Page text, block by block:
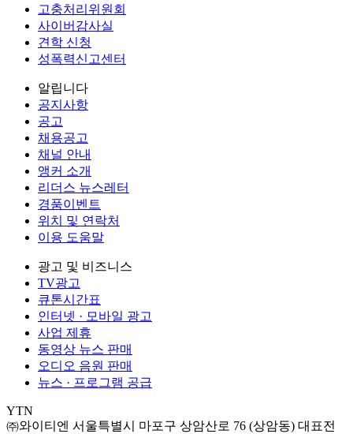
고충처리위원회
사이버감사실
견학 신청
성폭력신고센터
알립니다
공지사항
공고
채용공고
채널 안내
앵커 소개
리더스 뉴스레터
경품이벤트
위치 및 연락처
이용 도움말
광고 및 비즈니스
TV광고
큐톤시간표
인터넷 · 모바일 광고
사업 제휴
동영상 뉴스 판매
오디오 음원 판매
뉴스 · 프로그램 공급
YTN
㈜와이티엔 서울특별시 마포구 상암산로 76 (상암동) 대표전